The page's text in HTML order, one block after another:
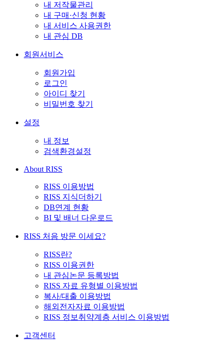
내 저작물관리
내 구매·신청 현황
내 서비스 사용권한
내 관심 DB
회원서비스
회원가입
로그인
아이디 찾기
비밀번호 찾기
설정
내 정보
검색환경설정
About RISS
RISS 이용방법
RISS 지식더하기
DB연계 현황
BI 및 배너 다운로드
RISS 처음 방문 이세요?
RISS란?
RISS 이용권한
내 관심논문 등록방법
RISS 자료 유형별 이용방법
복사/대출 이용방법
해외전자자료 이용방법
RISS 정보취약계층 서비스 이용방법
고객센터